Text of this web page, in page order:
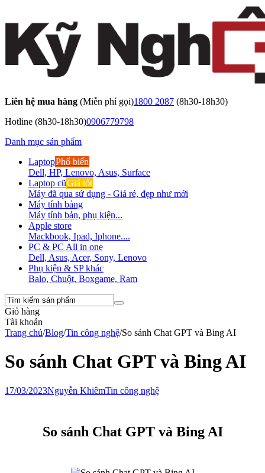
Liên hệ mua hàng (Miễn phí gọi)1800 2087 (8h30-18h30)
Hotline (8h30-18h30)0906779798
Danh mục sản phẩm
LaptopPhổ biến
Dell, HP, Lenovo, Asus, Surface
Laptop cũGiá tốt
Máy đã qua sử dụng - Giá rẻ, đẹp như mới
Máy tính bảng
Máy tính bản, phụ kiện...
Apple store
Mackbook, Ipad, Iphone....
PC & PC All in one
Dell, Asus, Acer, Sony, Lenovo
Phụ kiện & SP khác
Balo, Chuột, Boxgame, Ram
Giỏ hàng
Tài khoản
Trang chủ/Blog/Tin công nghệ/So sánh Chat GPT và Bing AI
So sánh Chat GPT và Bing AI
17/03/2023Nguyễn KhiêmTin công nghệ
So sánh Chat GPT và Bing AI